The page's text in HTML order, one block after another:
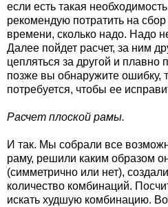
если есть такая
рекомендую потратить на сбор
времени, сколько надо. Надо
Далее пойдет расчет, за ним
цепляться за другой и плавно
позже вы обнаружите ошибку,
потребуется, чтобы ее
Расчет плоской рамы.
И так. Мы собрали все
раму, решили каким образом
(симметрично или нет),
количество комбинаций.
искать худшую комбинацию.